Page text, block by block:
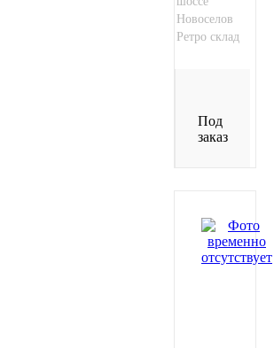
Новоселов
Ретро склад
Под
заказ